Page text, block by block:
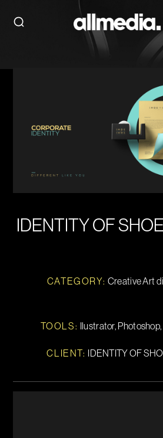
IDENTITY OF
CATEGORY: Creative Art
TOOLS: Ilustrator,
CLIENT: IDENTITY OF